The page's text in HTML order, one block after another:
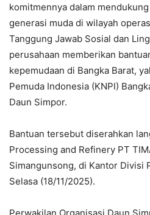
komitmennya dalam
generasi muda di wilayah
Tanggung Jawab Sosial dan
perusahaan memberikan
kepemudaan di Bangka Barat,
Pemuda Indonesia (KNPI)
Daun Simpor.
Bantuan tersebut diserahkan
Processing and Refinery PT
Simangunsong, di Kantor Divisi
Selasa (18/11/2025).
Perwakilan Organisasi Daun